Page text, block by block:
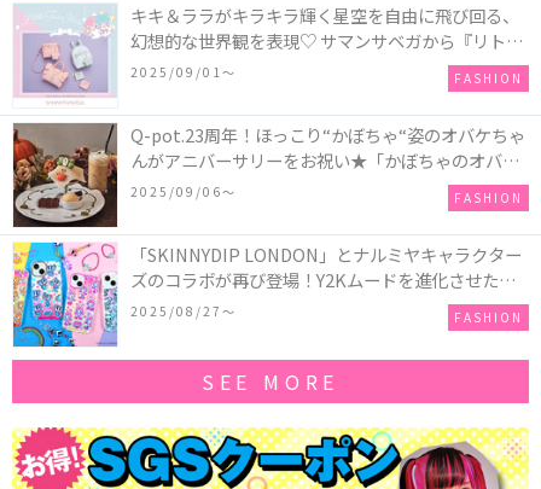
キキ＆ララがキラキラ輝く星空を自由に飛び回る、
幻想的な世界観を表現♡ サマンサベガから『リトル
ツインスターズ』50周年アニバーサリーイヤー』を
2025/09/01〜 FASHION
Q-pot.23周年！ほっこり“かぼちゃ“姿のオバケちゃ
んがアニバーサリーをお祝い★「かぼちゃのオバケ
ーキアクセサリー」が新発売！Q-pot CAFE.では
「かぼちゃのオバケーキプレート」も登場
2025/09/06〜 FASHION
「SKINNYDIP LONDON」とナルミヤキャラクター
ズのコラボが再び登場！Y2Kムードを進化させた新
作コレクションを発売♪
2025/08/27〜 FASHION
SEE MORE